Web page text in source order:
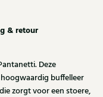
& retour
Deze
buffelleer
zorgt voor een stoere,